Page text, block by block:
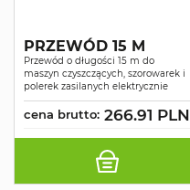
PRZEWÓD 15 M
Przewód o długości 15 m do
maszyn czyszczących, szorowarek i
polerek zasilanych elektrycznie
cena brutto: 266.91 PLN